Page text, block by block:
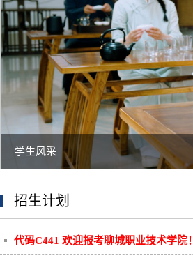
学生风采
招生计划
代码C441 欢迎报考聊城职业技术学院！